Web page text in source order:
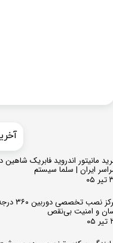
مانیتور اندروید فابریک
ایران | سلما سیستم
مرکز
و امنیت بی‌نقص